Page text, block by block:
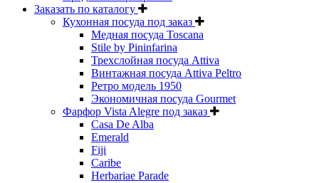
Заказать по каталогу
Кухонная посуда под заказ
Медная посуда Toscana
Stile by Pininfarina
Трехслойная посуда Attiva
Винтажная посуда Attiva Peltro
Ретро модель 1950
Экономичная посуда Gourmet
Фарфор Vista Alegre под заказ
Casa De Alba
Emerald
Fiji
Caribe
Herbariae Parade